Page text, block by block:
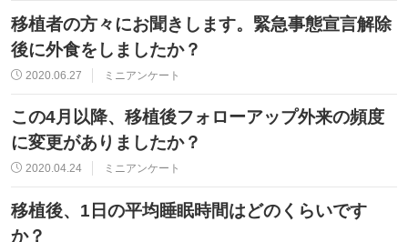
移植者の方々にお聞きします。緊急事態宣言解除
後に外食をしましたか？
2020.06.27 ミニアンケート
この4月以降、移植後フォローアップ外来の頻度
に変更がありましたか？
2020.04.24 ミニアンケート
移植後、1日の平均睡眠時間はどのくらいです
か？